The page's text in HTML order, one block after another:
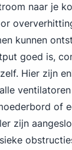
naar je
kunnen
goed is,
Hier zijn
of
zijn